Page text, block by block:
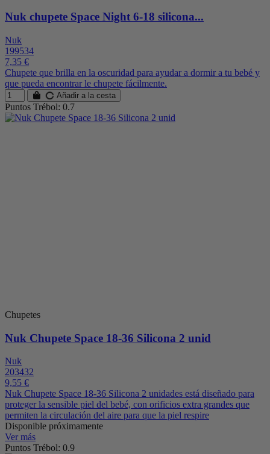
Nuk chupete Space Night 6-18 silicona...
Nuk
199534
7,35 €
Chupete que brilla en la oscuridad para ayudar a dormir a tu bebé y
que pueda encontrar le chupete fácilmente.
Añadir a la cesta
Puntos Trébol: 0.7
Chupetes
Nuk Chupete Space 18-36 Silicona 2 unid
Nuk
203432
9,55 €
Nuk Chupete Space 18-36 Silicona 2 unidades está diseñado para
proteger la sensible piel del bebé, con orificios extra grandes que
permiten la circulación del aire para que la piel respire
Disponible próximamente
Ver más
Puntos Trébol: 0.9